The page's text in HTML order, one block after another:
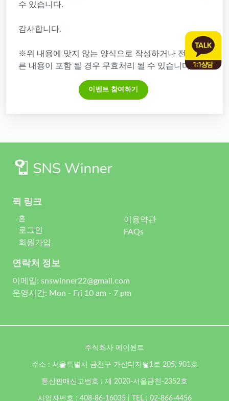
수 있습니다.
감사합니다.
※위 내용에 맞지 않는 양식으로 작성하거나 전혀 다
른 내용이 포함 될 경우 무효처리 될 수 있습니다※
이벤트 참여하기
퀵 링크
홈
로그인
회원가입
이용약관
FAQs
연락처 정보
이메일: snswinner22@gmail.com
운영시간: Mon - Fri 10 am - 7 pm
주식회사 에이원트
주소 : 서울특별시 금천구 가산디지털1로 205, 901호
통신판매신고번호 : 제 2020-서울금천-2352호
사업자번호 : 408-86-16035 | TEL : 02-866-4456